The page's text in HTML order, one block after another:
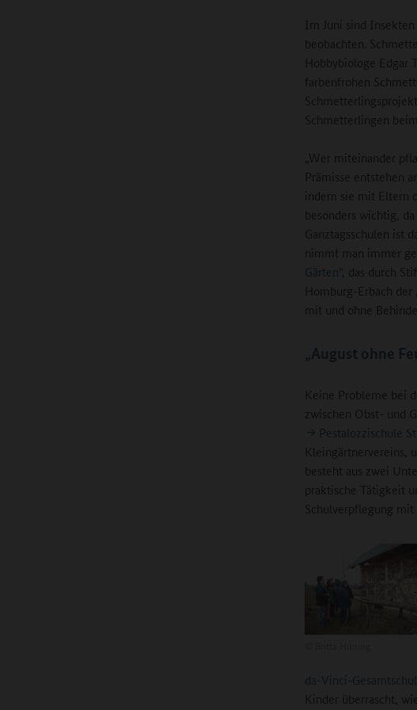
Im Juni sind
beobachten.
Hobbybiologe Edgar
farbenfrohen
Schmetterlingen
„Wer miteinander
Prämisse entstehen
indem sie mit Eltern
besonders wichtig,
Ganztagsschulen ist
nimmt man immer
Gärten“, das durch
Homburg-Erbach der
mit und ohne
„August ohne
Keine Probleme bei
zwischen Obst- und
Pestalozzischule
Kleingärtnervereins,
besteht aus zwei
praktische Tätigkeit
Schulverpflegung
da-Vinci-
Kinder überrascht,